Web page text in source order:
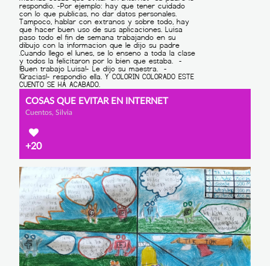
COSAS QUE EVITAR EN INTERNET
Cuentos, Silvia
+20